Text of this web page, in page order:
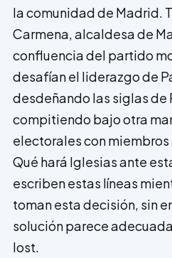
la comunidad de Madrid.
Carmena, alcaldesa de
confluencia del partido
desafían el liderazgo de
desdeñando las siglas de
compitiendo bajo otra
electorales con
Qué hará Iglesias ante
escriben estas líneas
toman esta decisión, sin
solución parece
lost.